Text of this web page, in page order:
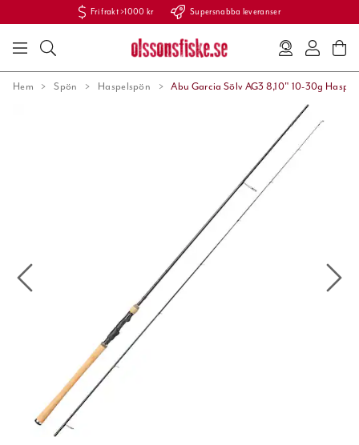
Fri frakt >1000 kr Supersnabba leveranser
Hem Spön Haspelspön Abu Garcia Sölv AG3 8,10" 10-30g Haspel